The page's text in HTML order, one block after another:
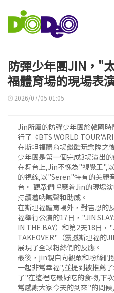
防彈少年團JIN，"
福體育場的現場表
2026/07/05 01:05
Jin所屬的防彈少年團於韓國
行了《BTS WORLD
在斯坦福體育場繼酷玩樂隊之
少年團是第一個完成3場演出
在舞台上,Jin不愧為"視覺王",
的視線,以"Seren"特有的美麗
台。 觀眾們呼應着Jin的現場
持續着吶喊聲和助威。
在斯坦福體育場外，對吉恩的
福舉行公演的17日，"JIN
IN THE BAY）和第2天18日，
TAKEOVER"（震撼斯坦福的
展現了全球粉絲們的反應。
最後，jin親自向觀眾和粉絲們
一起非常幸福",並提到被推薦
了"在這裡吃最好吃的食物,下
常感謝大家今天的到來"的問候